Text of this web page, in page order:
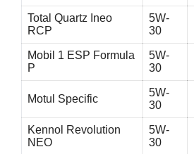
Total Quartz Ineo
RCP
5W-
30
Mobil 1 ESP Formula
P
5W-
30
Motul Specific
5W-
30
Kennol Revolution
NEO
5W-
30